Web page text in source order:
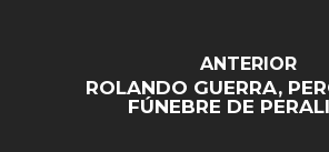
ANTERIOR
ROLANDO GUERRA,
FÚNEBRE DE